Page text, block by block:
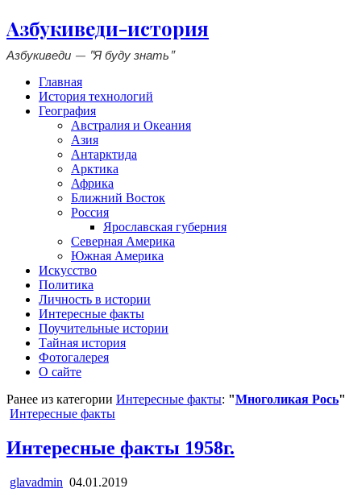
Азбукиведи-история
Азбукиведи — "Я буду знать"
Главная
История технологий
География
Австралия и Океания
Азия
Антарктида
Арктика
Африка
Ближний Восток
Россия
Ярославская губерния
Северная Америка
Южная Америка
Искусство
Политика
Личность в истории
Интересные факты
Поучительные истории
Тайная история
Фотогалерея
О сайте
Ранее из категории Интересные факты: "Многоликая Рось"
Posted
Интересные факты
Интересные факты 1958г.
glavadmin 04.01.2019